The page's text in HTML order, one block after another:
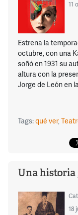
11
Estrena la
octubre, con una
soñó en 1931 su
altura con la
Jorge de León en
Tags:qué ver,
Una historia
18